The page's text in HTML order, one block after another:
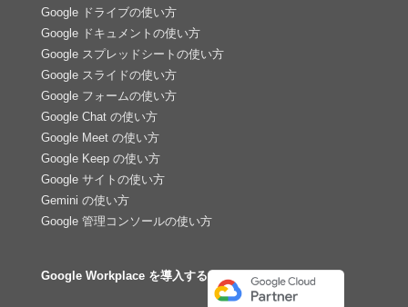
Google ドライブの使い方
Google ドキュメントの使い方
Google スプレッドシートの使い方
Google スライドの使い方
Google フォームの使い方
Google Chat の使い方
Google Meet の使い方
Google Keep の使い方
Google サイトの使い方
Gemini の使い方
Google 管理コンソールの使い方
Google Workplace を導入する